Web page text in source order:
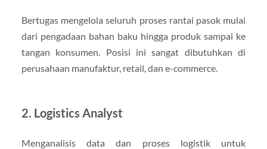
Bertugas mengelola seluruh proses rantai pasok mulai
dari pengadaan bahan baku hingga produk sampai ke
tangan konsumen. Posisi ini sangat dibutuhkan di
perusahaan manufaktur, retail, dan e-commerce.
2. Logistics Analyst
Menganalisis data dan proses logistik untuk